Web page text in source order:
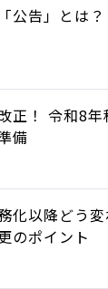
公告」とは
正！ 令和8年
備
化以降どう
のポイント